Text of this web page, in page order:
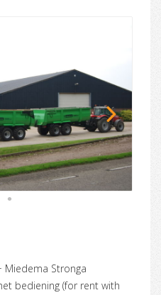
2
Miedema Stronga
bediening (for rent with